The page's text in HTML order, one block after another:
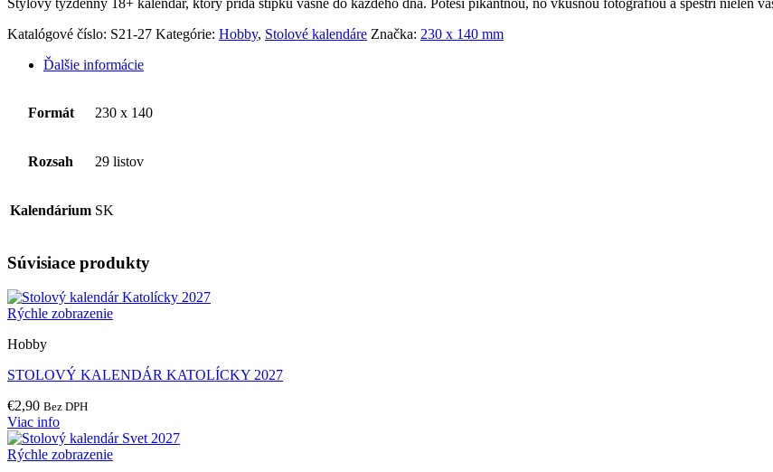
Katalógové číslo: S21-27 Kategórie: Hobby, Stolové kalendáre Značka: 230 x 140 mm
Ďalšie informácie
Formát 230 x 140
Rozsah 29 listov
Kalendárium SK
Súvisiace produkty
Rýchle zobrazenie
Hobby
STOLOVÝ KALENDÁR KATOLÍCKY 2027
€2,90 Bez DPH
Viac info
Rýchle zobrazenie